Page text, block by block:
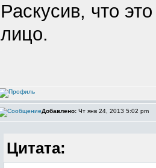
Раскусив, что
лицо.
Добавлено: Чт янв 24, 2013 5:02 pm
Цитата: